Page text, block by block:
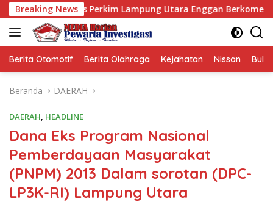
Langsung
ke
konten
Breaking News
Perkim Lampung Utara Enggan Berkomentar Banyak
Berita Otomotif Berita Olahraga Kejahatan Nissan
Beranda DAERAH
DAERAH, HEADLINE
Dana Eks Program Nasional
Pemberdayaan Masyarakat
(PNPM) 2013 Dalam sorotan (DPC-
LP3K-RI) Lampung Utara